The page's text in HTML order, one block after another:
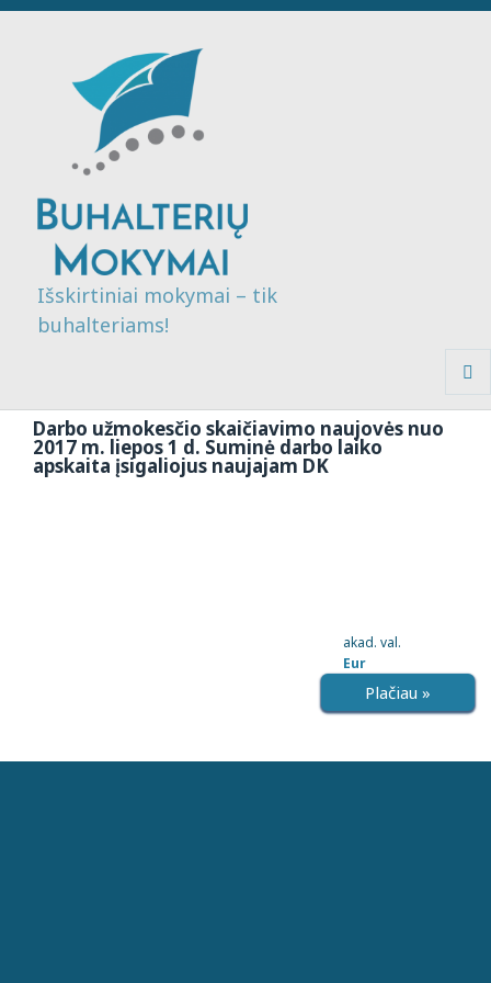
Išskirtiniai mokymai – tik
buhalteriams!
Darbo užmokesčio skaičiavimo naujovės nuo
2017 m. liepos 1 d. Suminė darbo laiko
apskaita įsigaliojus naujajam DK
akad. val.
Eur
Plačiau »